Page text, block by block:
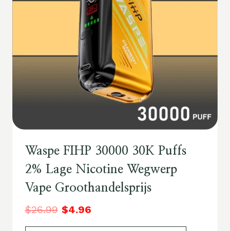
Waspe FIHP 30000 30K Puffs
2% Lage Nicotine Wegwerp
Vape Groothandelsprijs
$26.99 $4.96